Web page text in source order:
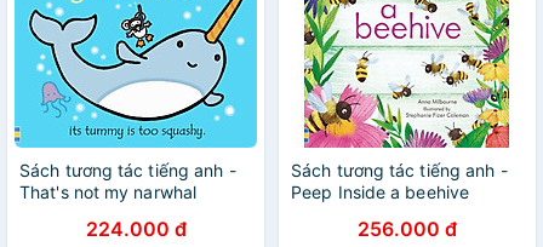
Sách tương tác tiếng anh -
That's not my narwhal
224.000 đ
Sách tương tác tiếng anh -
Peep Inside a beehive
256.000 đ